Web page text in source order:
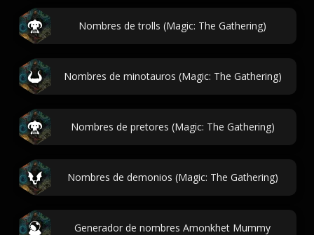
Nombres de trolls (Magic: The Gathering)
Nombres de minotauros (Magic: The Gathering)
Nombres de pretores (Magic: The Gathering)
Nombres de demonios (Magic: The Gathering)
Generador de nombres Amonkhet Mummy